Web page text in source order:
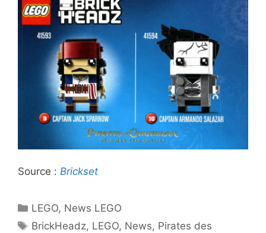
Source : Brickset
Catégories
LEGO, News LEGO
Étiquettes
BrickHeadz, LEGO, News, Pirates des